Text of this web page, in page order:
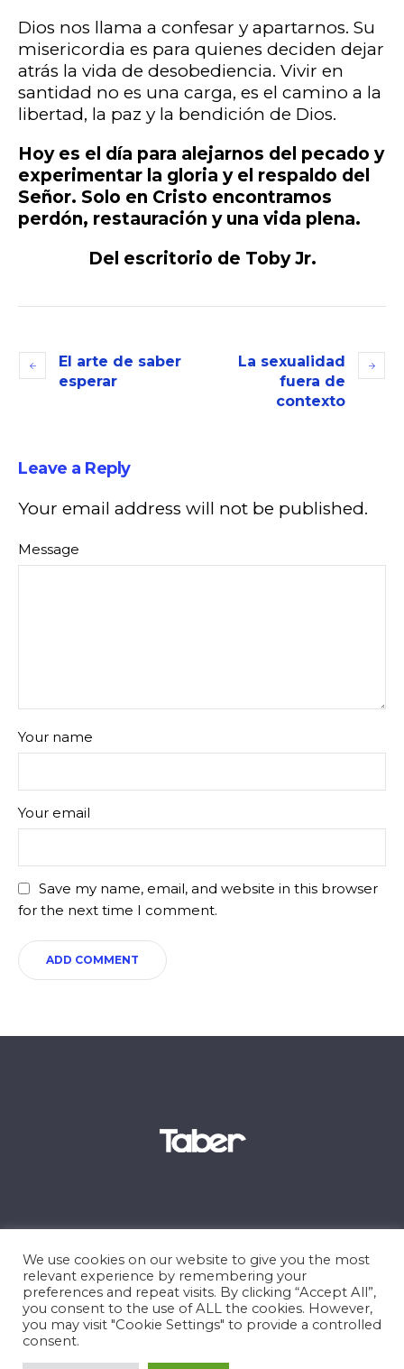
Dios nos llama a confesar y apartarnos. Su
misericordia es para quienes deciden dejar
atrás la vida de desobediencia. Vivir en
santidad no es una carga, es el camino a la
libertad, la paz y la bendición de Dios.
Hoy es el día para alejarnos del pecado y
experimentar la gloria y el respaldo del
Señor. Solo en Cristo encontramos
perdón, restauración y una vida plena.
Del escritorio de Toby Jr.
El arte de saber
esperar
La sexualidad
fuera de
contexto
Leave a Reply
Your email address will not be published.
Message
Your name
Your email
Save my name, email, and website in this browser
for the next time I comment.
© 2026 Misión Bautista Internacional de El
We use cookies on our website to give you the most
relevant experience by remembering your
preferences and repeat visits. By clicking “Accept All”,
you consent to the use of ALL the cookies. However,
you may visit "Cookie Settings" to provide a controlled
consent.